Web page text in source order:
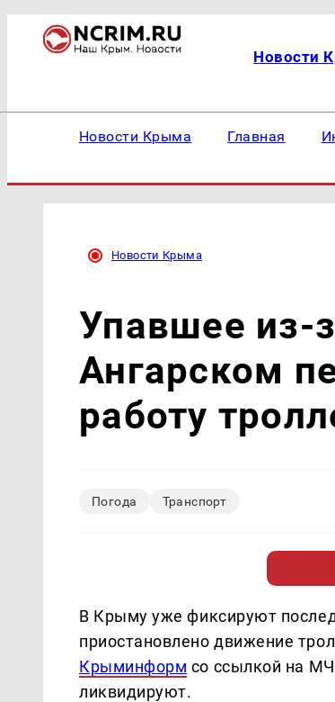
Новости
Новости Крыма Главная
Новости Крыма
Упавшее из-
Ангарском
работу
Погода Транспорт
В Крыму уже фиксируют
приостановлено движение
Крыминформ со ссылкой на
ликвидируют.